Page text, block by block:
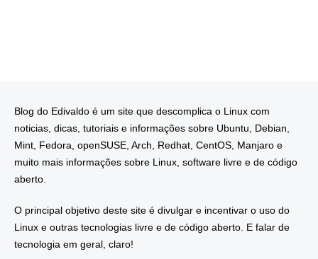
Blog do Edivaldo é um site que descomplica o Linux com
noticias, dicas, tutoriais e informações sobre Ubuntu, Debian,
Mint, Fedora, openSUSE, Arch, Redhat, CentOS, Manjaro e
muito mais informações sobre Linux, software livre e de código
aberto.
O principal objetivo deste site é divulgar e incentivar o uso do
Linux e outras tecnologias livre e de código aberto. E falar de
tecnologia em geral, claro!